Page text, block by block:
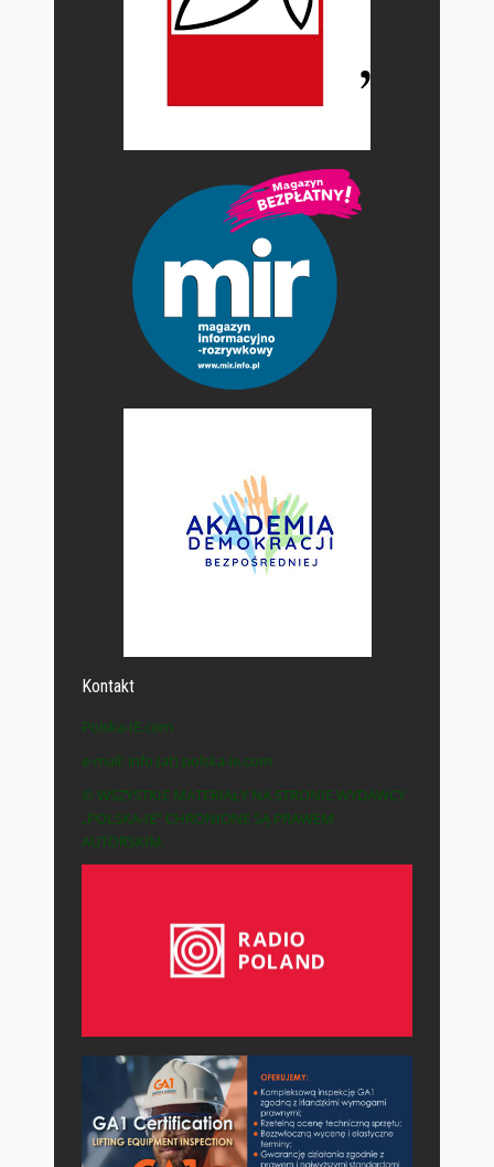
Kontakt
Polska-IE.com
e-mail: info (at) polska-ie.com
© WSZYSTKIE MATERIAŁY NA STRONIE WYDAWCY
„POLSKA-IE” CHRONIONE SĄ PRAWEM
AUTORSKIM.